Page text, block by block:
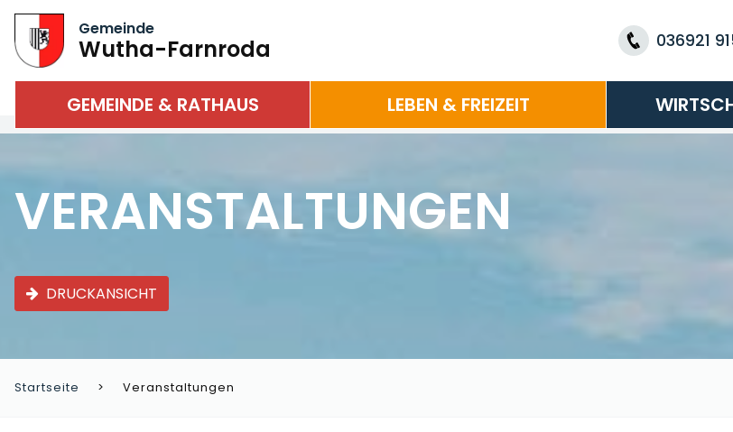
Gemeinde
Wutha-Farnroda 036921
GEMEINDE & RATHAUS LEBEN & FREIZEIT
VERANSTALTUNGEN
DRUCKANSICHT
Startseite Veranstaltungen